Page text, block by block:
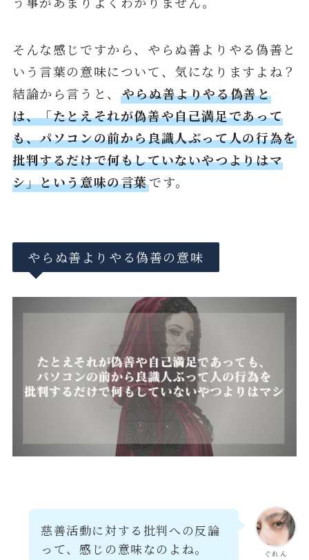
そんな感じですから、やらぬ善よりやる偽善と
いう言葉の意味について、気になりますよね？
結論から言うと、 やらぬ善よりやる偽善と
は、「たとえそれが偽善や自己満足であって
も、パソコンの前から良識人ぶって人の行為を
批判するだけで何もしていないやつよりはマ
シ」という意味の言葉です。
やらぬ善よりやる偽善の意味
ぐれん
慈善活動に対する批判への反論
って、感じの意味なのよね。